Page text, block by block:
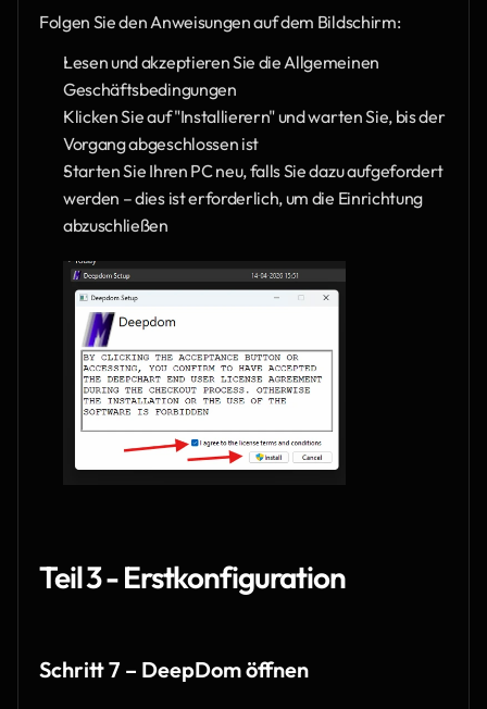
Folgen Sie den Anweisungen auf dem Bildschirm:
Lesen und akzeptieren Sie die Allgemeinen
Geschäftsbedingungen
Klicken Sie auf "Installierern" und warten Sie, bis der
Vorgang abgeschlossen ist
Starten Sie Ihren PC neu, falls Sie dazu aufgefordert
werden – dies ist erforderlich, um die Einrichtung
abzuschließen
Teil 3 - Erstkonfiguration
Schritt 7 – DeepDom öffnen